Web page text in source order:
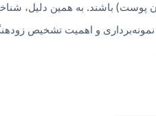
پوست) باشند. به همین دلیل،
و اهمیت تشخیص